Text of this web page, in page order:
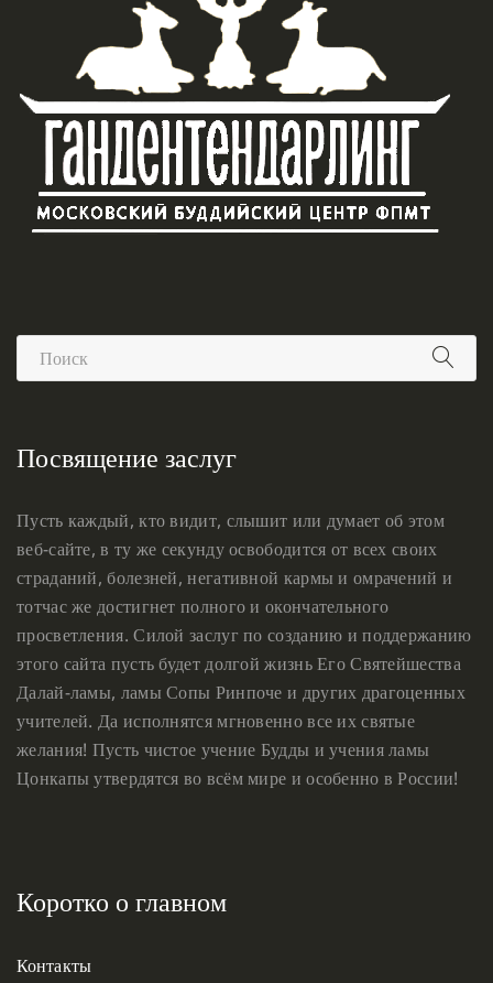
Посвящение заслуг
Пусть каждый, кто видит, слышит или думает об этом
веб-сайте, в ту же секунду освободится от всех своих
страданий, болезней, негативной кармы и омрачений и
тотчас же достигнет полного и окончательного
просветления. Силой заслуг по созданию и поддержанию
этого сайта пусть будет долгой жизнь Его Святейшества
Далай-ламы, ламы Сопы Ринпоче и других драгоценных
учителей. Да исполнятся мгновенно все их святые
желания! Пусть чистое учение Будды и учения ламы
Цонкапы утвердятся во всём мире и особенно в России!
Коротко о главном
Контакты